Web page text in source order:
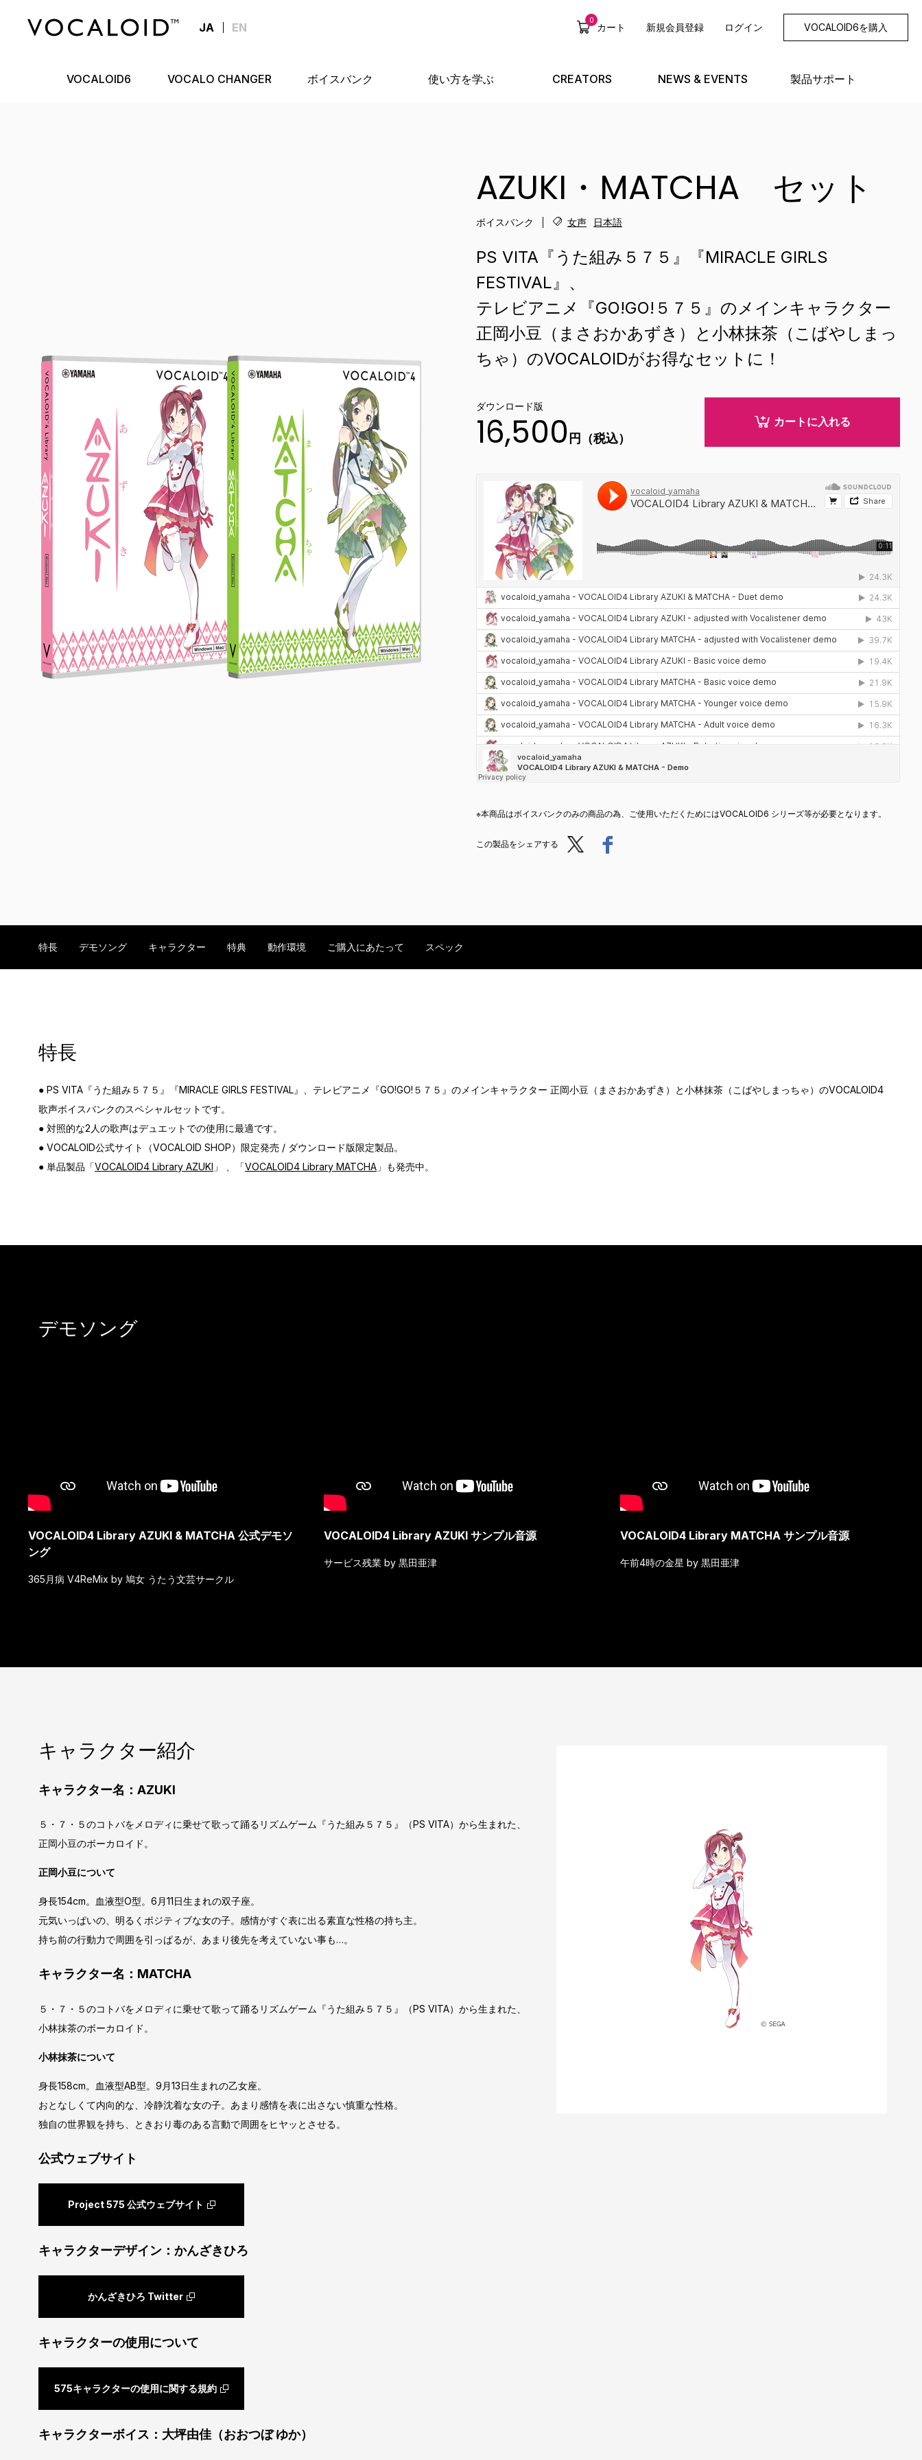
JA EN
0
カート 新規会員登録 ログイン VOCALOID6を購入
VOCALOID6 VOCALO CHANGER ボイスバンク 使い方を学ぶ CREATORS NEWS & EVENTS 製品サポート
AZUKI・MATCHA セット
ボイスバンク 女声 日本語
PS VITA『うた組み５７５』『MIRACLE GIRLS
FESTIVAL』、
テレビアニメ『GO!GO!５７５』のメインキャラクター
正岡小豆（まさおかあずき）と小林抹茶（こばやしまっ
ちゃ）のVOCALOIDがお得なセットに！
ダウンロード版
16,500 円（税込）
カートに入れる
※本商品はボイスバンクのみの商品の為、ご使用いただくためにはVOCALOID6 シリーズ等が必要となります。
この製品をシェアする Post
特長 デモソング キャラクター 特典 動作環境 ご購入にあたって スペック
特長
● PS VITA『うた組み５７５』『MIRACLE GIRLS FESTIVAL』、テレビアニメ『GO!GO!５７５』のメインキャラクター 正岡小豆（まさおかあずき）と小林抹茶（こばやしまっちゃ）のVOCALOID4
歌声ボイスバンクのスペシャルセットです。
● 対照的な2人の歌声はデュエットでの使用に最適です。
● VOCALOID公式サイト（VOCALOID SHOP）限定発売 / ダウンロード版限定製品。
● 単品製品「VOCALOID4 Library AZUKI 」 、「VOCALOID4 Library MATCHA 」も発売中。
デモソング
VOCALOID4 Library AZUKI & MATCHA 公式デモソ
ング
365月病 V4ReMix by 鳩女 うたう文芸サークル
VOCALOID4 Library AZUKI サンプル音源
サービス残業 by 黒田亜津
VOCALOID4 Library MATCHA サンプル音源
午前4時の金星 by 黒田亜津
キャラクター紹介
キャラクター名：AZUKI
５・７・５のコトバをメロディに乗せて歌って踊るリズムゲーム『うた組み５７５』（PS VITA）から生まれた、
正岡小豆のボーカロイド。
正岡小豆について
身長154cm。血液型O型。6月11日生まれの双子座。
元気いっぱいの、明るくポジティブな女の子。感情がすぐ表に出る素直な性格の持ち主。
持ち前の行動力で周囲を引っぱるが、あまり後先を考えていない事も…。
キャラクター名：MATCHA
５・７・５のコトバをメロディに乗せて歌って踊るリズムゲーム『うた組み５７５』（PS VITA）から生まれた、
小林抹茶のボーカロイド。
小林抹茶について
身長158cm。血液型AB型。9月13日生まれの乙女座。
おとなしくて内向的な、冷静沈着な女の子。あまり感情を表に出さない慎重な性格。
独自の世界観を持ち、ときおり毒のある言動で周囲をヒヤッとさせる。
公式ウェブサイト
Project 575 公式ウェブサイト
キャラクターデザイン：かんざきひろ
かんざきひろ Twitter
キャラクターの使用について
575キャラクターの使用に関する規約
キャラクターボイス：大坪由佳（おおつぼ ゆか）